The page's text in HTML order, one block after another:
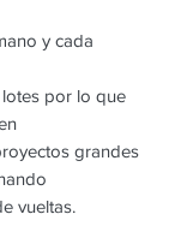
y cada
por lo que
grandes
vueltas.